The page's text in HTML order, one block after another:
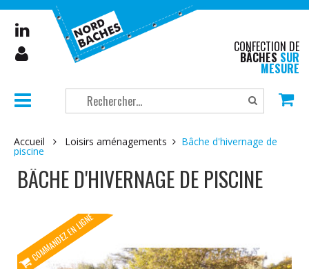
CONFECTION DE
BÂCHES SUR
MESURE
Accueil Loisirs aménagements Bâche d'hivernage de
piscine
BÂCHE D'HIVERNAGE DE PISCINE